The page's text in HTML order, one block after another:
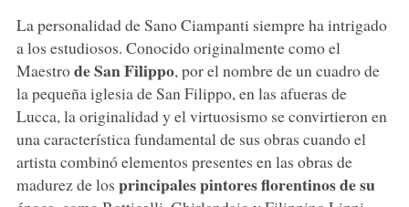
La personalidad de Sano Ciampanti siempre ha intrigado
a los estudiosos. Conocido originalmente como el
Maestrode San Filippo, por el nombre de un cuadro de
la pequeña iglesia de San Filippo, en las afueras de
Lucca, la originalidad y el virtuosismo se convirtieron en
una característica fundamental de sus obras cuando el
artista combinó elementos presentes en las obras de
madurez de los principales pintores florentinos de su